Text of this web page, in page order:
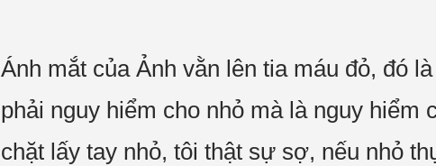
Ánh mắt của Ảnh vằn lên tia máu đỏ, đó
phải nguy hiểm cho nhỏ mà là nguy hiểm
chặt lấy tay nhỏ, tôi thật sự sợ, nếu nhỏ